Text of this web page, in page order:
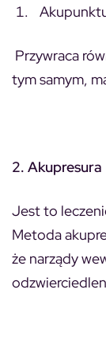
Przywraca
tym samym,
2. Akupresura
Jest to
Metoda
że narządy